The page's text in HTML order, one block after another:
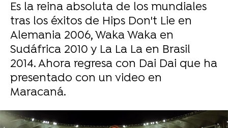
Es la reina absoluta de los mundiales
tras los éxitos de Hips Don't Lie en
Alemania 2006, Waka Waka en
Sudáfrica 2010 y La La La en Brasil
2014. Ahora regresa con Dai Dai que ha
presentado con un video en
Maracaná.